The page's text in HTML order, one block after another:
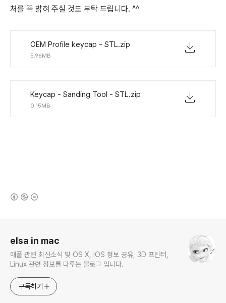
처를 꼭 밝혀 주실 것도 부탁 드립니다. ^^
OEM Profile keycap - STL.zip
5.96MB
Keycap - Sanding Tool - STL.zip
0.15MB
elsa in mac
애플 관련 최신소식 및 OS X, IOS 정보 공유, 3D 프린터,
Linux 관련 정보를 다루는 블로그 입니다.
구독하기